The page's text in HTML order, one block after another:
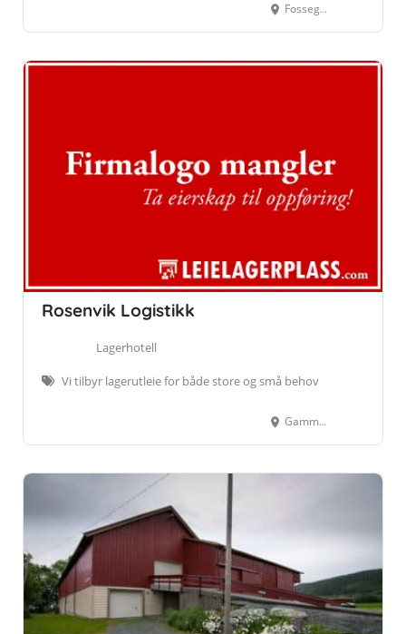
Fossegrenda 7B, 7038 Trondheim
Rosenvik Logistikk
Lagerhotell
Vi tilbyr lagerutleie for både store og små behov
Gammelosveien 29, Orkanger